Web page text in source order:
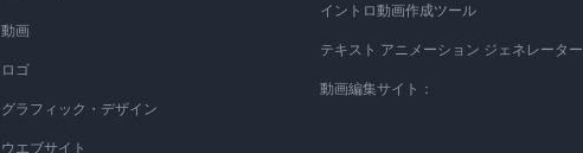
動画
ロゴ
グラフィック・デザイン
ウエブサイト
イントロ動画作成ツール
テキスト アニメーション ジェネレーター
動画編集サイト：